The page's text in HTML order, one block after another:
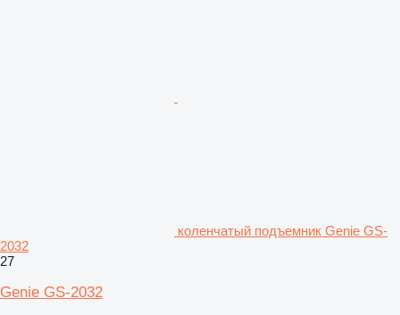
коленчатый подъемник Genie GS-
2032
27
Genie GS-2032